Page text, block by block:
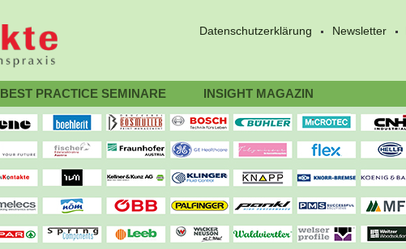
Datenschutzerklärung Newsletter
BEST PRACTICE SEMINARE INSIGHT MAGAZIN